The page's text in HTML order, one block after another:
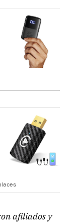
afiliados y